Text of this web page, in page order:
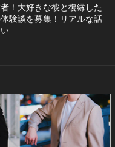
！大好きな彼と復縁した
験談を募集！リアルな話